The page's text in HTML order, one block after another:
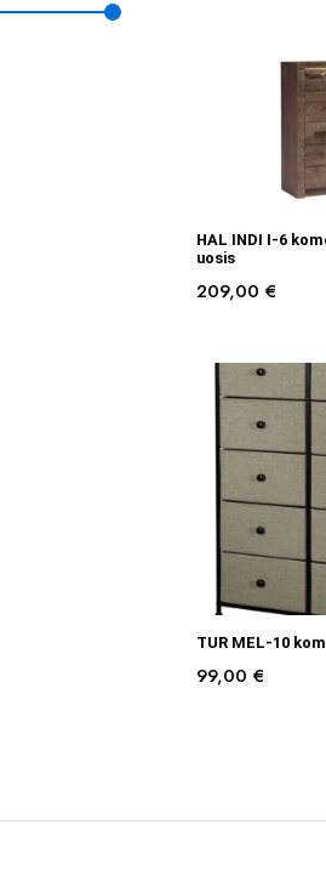
Į
HAL INDI I-6
uosis
209,00 €
Į
TUR MEL-10
99,00 €